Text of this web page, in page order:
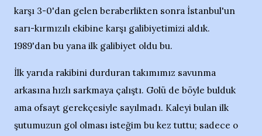
karşı 3-0'dan gelen beraberlikten sonra İstanbul'un
sarı-kırmızılı ekibine karşı galibiyetimizi aldık.
1989'dan bu yana ilk galibiyet oldu bu.
İlk yarıda rakibini durduran takımımız savunma
arkasına hızlı sarkmaya çalıştı. Golü de böyle bulduk
ama ofsayt gerekçesiyle sayılmadı. Kaleyi bulan ilk
şutumuzun gol olması isteğim bu kez tuttu; sadece o